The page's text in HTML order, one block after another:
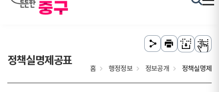
정책실명제공표
홈 행정정보 정보공개 정책실명제